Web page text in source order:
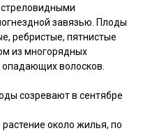
стреловидными
завязью. Плоды
ребристые, пятнистые
из многорядных
опадающих волосков.
созревают в сентябре
около жилья, по